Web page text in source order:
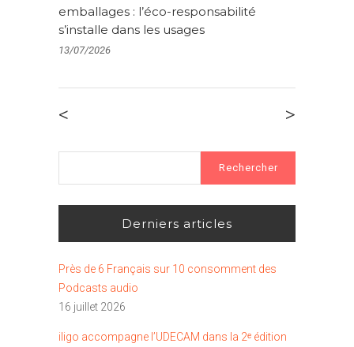
emballages : l’éco-responsabilité
s’installe dans les usages
13/07/2026
< >
Derniers articles
Près de 6 Français sur 10 consomment des
Podcasts audio
16 juillet 2026
iligo accompagne l’UDECAM dans la 2ᵉ édition